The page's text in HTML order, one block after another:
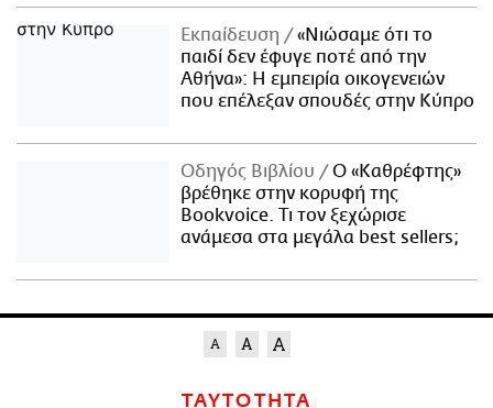
Εκπαίδευση
«Νιώσαμε ότι το
παιδί δεν έφυγε ποτέ από την
Αθήνα»: Η εμπειρία οικογενειών
που επέλεξαν σπουδές στην Κύπρο
Οδηγός Βιβλίου
Ο «Καθρέφτης»
βρέθηκε στην κορυφή της
Bookvoice. Τι τον ξεχώρισε
ανάμεσα στα μεγάλα best sellers;
ΤΑΥΤΟΤΗΤΑ